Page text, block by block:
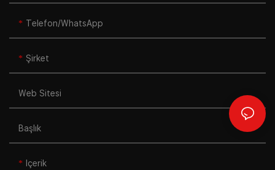
Telefon/WhatsApp
Şirket
Web Sitesi
Başlık
Içerik